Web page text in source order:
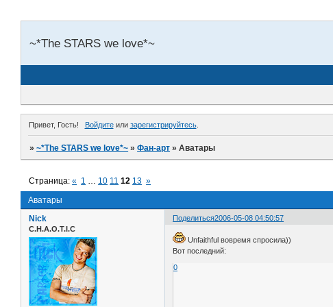
~*The STARS we love*~
Привет, Гость! Войдитеили зарегистрируйтесь.
»~*The STARS we love*~ »Фан-арт »Аватары
Аватары
Страница:« 1 … 10 11 12 13 »
Поделиться2006-05-08 04:50:57
Nick
C.H.A.O.T.I.C
Unfaithful вовремя спросила))
Вот последний:
0